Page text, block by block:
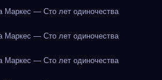
Маркес — Сто лет одиночества
Маркес — Сто лет одиночества
Маркес — Сто лет одиночества